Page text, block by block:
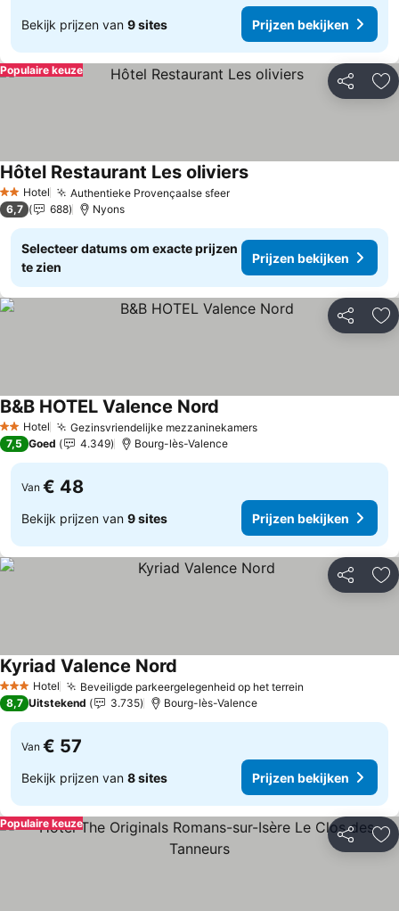
Bekijk prijzen van 9 sites Prijzen bekijken
Delen
Populaire keuze
2 Sterren
Hotel Authentieke Provençaalse sfeerPrijzen bekijken
Hôtel Restaurant Les oliviersPrijzen bekijken
6,7 688 Nyons
Selecteer datums om exacte prijzen
te zien
Prijzen bekijken
Delen
2 Sterren
Hotel Gezinsvriendelijke mezzaninekamersPrijzen bekijken
B&B HOTEL Valence Nord
7,5 Goed 4.349 Bourg-lès-Valence
Van € 48
Bekijk prijzen van 9 sites Prijzen bekijken
Delen
3 SterrenHotel Beveiligde parkeergelegenheid op het terrein
Kyriad Valence Nord
8,7 Uitstekend 3.735 Bourg-lès-Valence
Van € 57
Bekijk prijzen van 8 sites Prijzen bekijken
Delen
Populaire keuze